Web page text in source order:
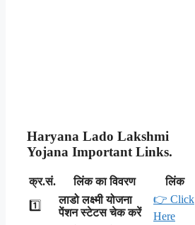
Haryana Lado Lakshmi
Yojana Important Links.
क्र.सं. लिंक का विवरण
लिंक
1️⃣
लाडो लक्ष्मी योजना
पेंशन स्टेटस चेक करें
👉 Click
Here